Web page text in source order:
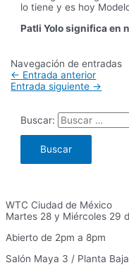
lo tiene y es hoy
Patli Yolo significa en
Navegación de entradas
← Entrada anterior
Entrada siguiente →
Buscar:
WTC Ciudad de México
Martes 28 y Miércoles 29
Abierto de 2pm a 8pm
Salón Maya 3 / Planta Baja